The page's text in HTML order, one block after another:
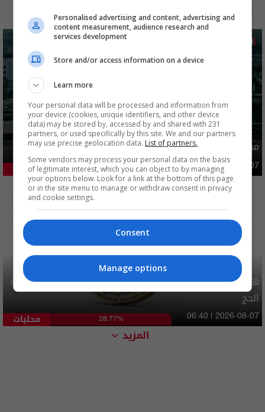
الآن 48 ساعة 7 أيام شهر
مصدر يوضح ما حصل في بغداد ليلة امس وفجر اليوم
أمن 46.06% 03:02 | 2026-08-07
هيئة الحج تصدر قرارا يخص "لم الشمل" وتعديل استمارة قرعة
الحج
محليات 28.77% 06:40 | 2026-08-07
المزيد
Personalised advertising and content, advertising and
content measurement, audience research and
services development
Store and/or access information on a device
Learn more
Your personal data will be processed and information from
your device (cookies, unique identifiers, and other device
data) may be stored by, accessed by and shared with 231
partners, or used specifically by this site. We and our partners
may use precise geolocation data. List of partners.
Some vendors may process your personal data on the basis
of legitimate interest, which you can object to by managing
your options below. Look for a link at the bottom of this page
or in the site menu to manage or withdraw consent in privacy
and cookie settings.
Consent
Manage options